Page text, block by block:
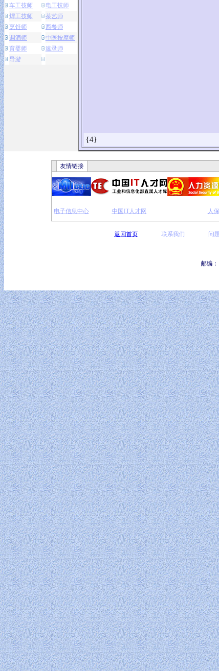
车工技师
电工技师
焊工技师
茶艺师
烹饪师
西餐师
调酒师
中医按摩师
育婴师
速录师
导游
{4}
友情链接
电子信息中心 中国IT人才网 人
返回首页 联系我们 问
邮编